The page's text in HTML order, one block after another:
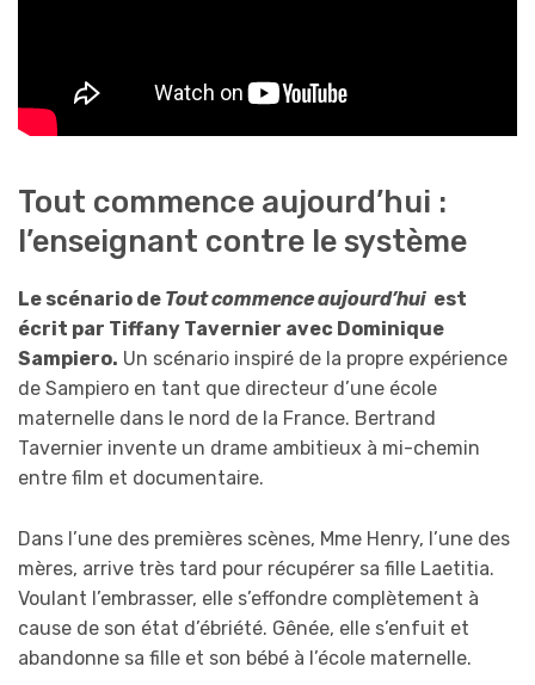
Tout commence aujourd’hui :
l’enseignant contre le système
Le scénario de Tout commence aujourd’hui est
écrit par Tiffany Tavernier avec Dominique
Sampiero. Un scénario inspiré de la propre expérience
de Sampiero en tant que directeur d’une école
maternelle dans le nord de la France. Bertrand
Tavernier invente un drame ambitieux à mi-chemin
entre film et documentaire.
Dans l’une des premières scènes, Mme Henry, l’une des
mères, arrive très tard pour récupérer sa fille Laetitia.
Voulant l’embrasser, elle s’effondre complètement à
cause de son état d’ébriété. Gênée, elle s’enfuit et
abandonne sa fille et son bébé à l’école maternelle.